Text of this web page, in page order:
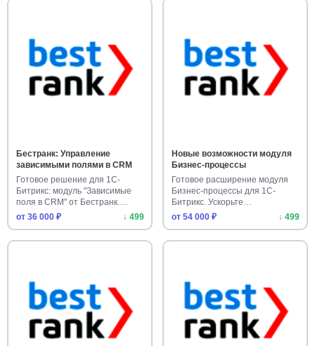
Бестранк: Управление
зависимыми полями в CRM
Готовое решение для 1С-
Битрикс: модуль "Зависимые
поля в CRM" от Бестранк.
Управ…
от 36 000 ₽ ↓ 499
Новые возможности модуля
Бизнес-процессы
Готовое расширение модуля
Бизнес-процессы для 1С-
Битрикс. Ускорьте
автоматизацию…
от 54 000 ₽ ↓ 499